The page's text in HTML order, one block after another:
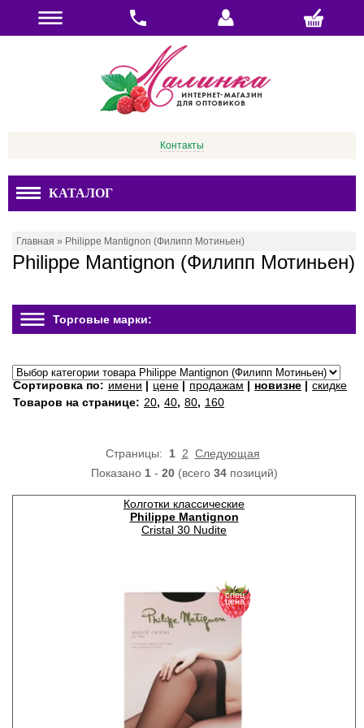
Контакты
КАТАЛОГ
Главная » Philippe Mantignon (Филипп Мотиньен)
Philippe Mantignon (Филипп Мотиньен)
Торговые марки:
Сортировка по: имени | цене | продажам | новизне | скидке
Товаров на странице: 20, 40, 80, 160
Страницы: 1 2 Следующая
Показано 1- 20(всего 34позиций)
Колготки классические
Philippe Mantignon
Cristal 30 Nudite
спец
цена